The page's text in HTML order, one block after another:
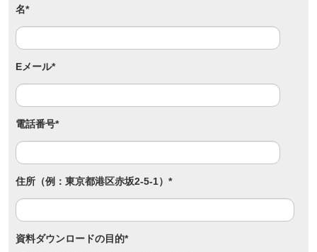
名*
Eメール*
電話番号*
住所（例：東京都港区赤坂2-5-1） *
資料ダウンロードの目的*